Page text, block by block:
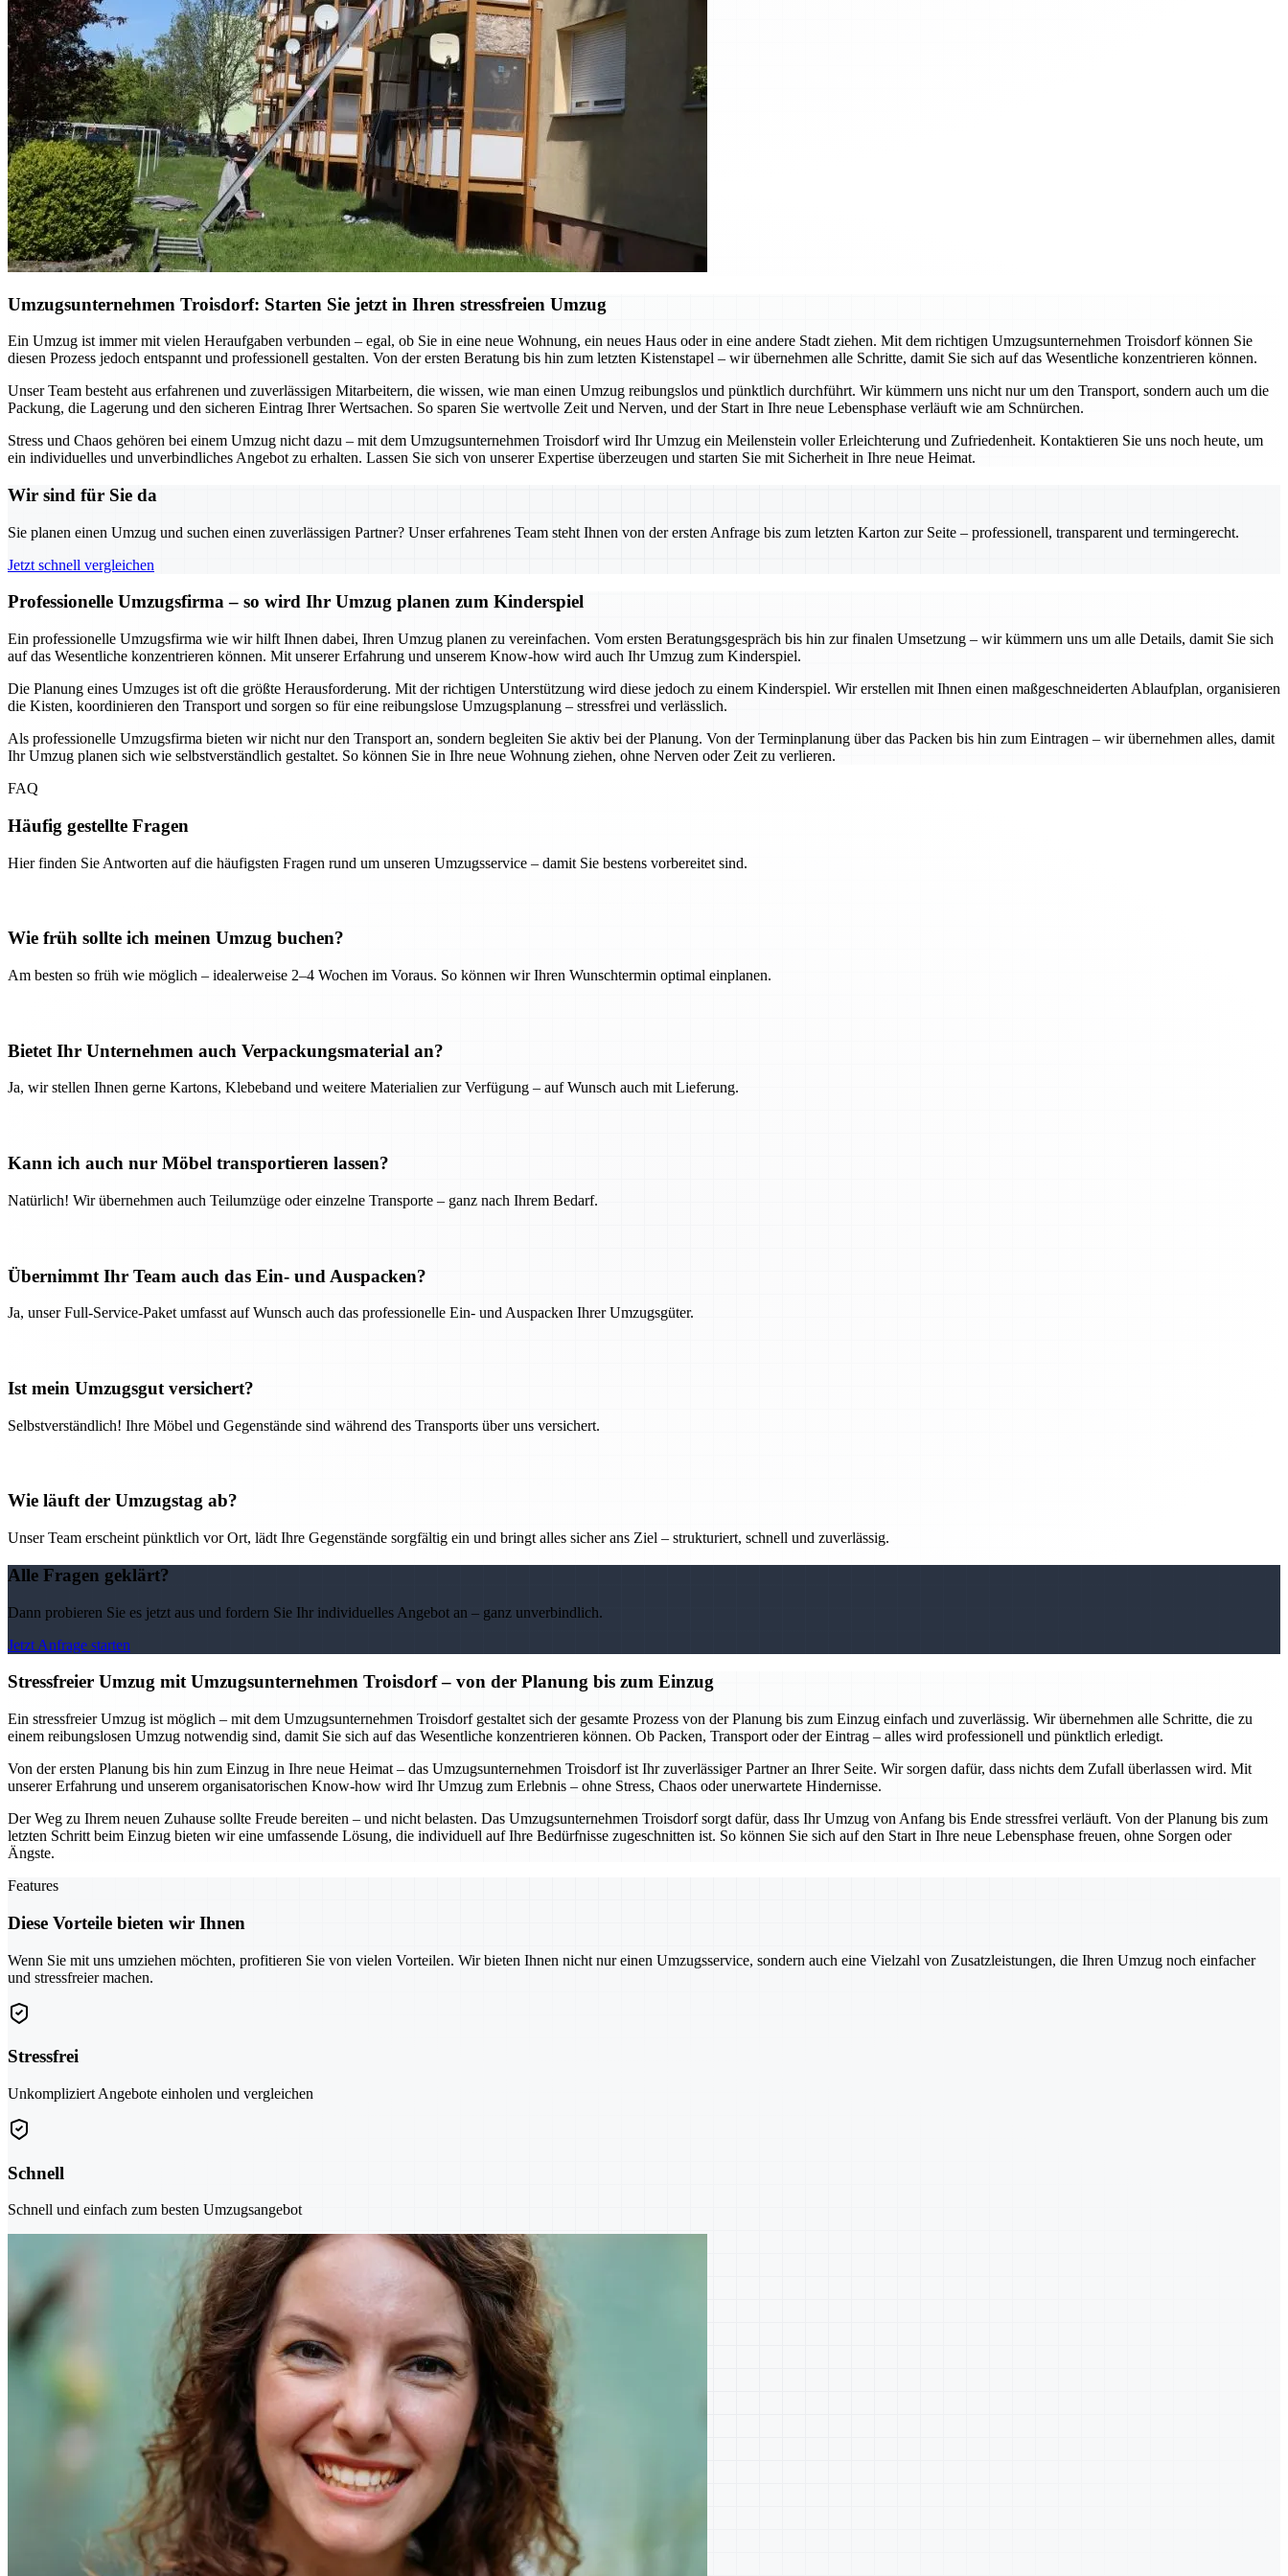
Umzugsunternehmen Troisdorf: Starten Sie jetzt in Ihren stressfreien Umzug
Ein Umzug ist immer mit vielen Heraufgaben verbunden – egal, ob Sie in eine neue Wohnung, ein neues Haus oder in eine andere Stadt ziehen. Mit dem richtigen Umzugsunternehmen Troisdorf können Sie
diesen Prozess jedoch entspannt und professionell gestalten. Von der ersten Beratung bis hin zum letzten Kistenstapel – wir übernehmen alle Schritte, damit Sie sich auf das Wesentliche konzentrieren können.
Unser Team besteht aus erfahrenen und zuverlässigen Mitarbeitern, die wissen, wie man einen Umzug reibungslos und pünktlich durchführt. Wir kümmern uns nicht nur um den Transport, sondern auch um die
Packung, die Lagerung und den sicheren Eintrag Ihrer Wertsachen. So sparen Sie wertvolle Zeit und Nerven, und der Start in Ihre neue Lebensphase verläuft wie am Schnürchen.
Stress und Chaos gehören bei einem Umzug nicht dazu – mit dem Umzugsunternehmen Troisdorf wird Ihr Umzug ein Meilenstein voller Erleichterung und Zufriedenheit. Kontaktieren Sie uns noch heute, um
ein individuelles und unverbindliches Angebot zu erhalten. Lassen Sie sich von unserer Expertise überzeugen und starten Sie mit Sicherheit in Ihre neue Heimat.
Wir sind für Sie da
Sie planen einen Umzug und suchen einen zuverlässigen Partner? Unser erfahrenes Team steht Ihnen von der ersten Anfrage bis zum letzten Karton zur Seite – professionell, transparent und termingerecht.
Jetzt schnell vergleichen
Professionelle Umzugsfirma – so wird Ihr Umzug planen zum Kinderspiel
Ein professionelle Umzugsfirma wie wir hilft Ihnen dabei, Ihren Umzug planen zu vereinfachen. Vom ersten Beratungsgespräch bis hin zur finalen Umsetzung – wir kümmern uns um alle Details, damit Sie sich
auf das Wesentliche konzentrieren können. Mit unserer Erfahrung und unserem Know-how wird auch Ihr Umzug zum Kinderspiel.
Die Planung eines Umzuges ist oft die größte Herausforderung. Mit der richtigen Unterstützung wird diese jedoch zu einem Kinderspiel. Wir erstellen mit Ihnen einen maßgeschneiderten Ablaufplan, organisieren
die Kisten, koordinieren den Transport und sorgen so für eine reibungslose Umzugsplanung – stressfrei und verlässlich.
Als professionelle Umzugsfirma bieten wir nicht nur den Transport an, sondern begleiten Sie aktiv bei der Planung. Von der Terminplanung über das Packen bis hin zum Eintragen – wir übernehmen alles, damit
Ihr Umzug planen sich wie selbstverständlich gestaltet. So können Sie in Ihre neue Wohnung ziehen, ohne Nerven oder Zeit zu verlieren.
FAQ
Häufig gestellte Fragen
Hier finden Sie Antworten auf die häufigsten Fragen rund um unseren Umzugsservice – damit Sie bestens vorbereitet sind.
Wie früh sollte ich meinen Umzug buchen?
Am besten so früh wie möglich – idealerweise 2–4 Wochen im Voraus. So können wir Ihren Wunschtermin optimal einplanen.
Bietet Ihr Unternehmen auch Verpackungsmaterial an?
Ja, wir stellen Ihnen gerne Kartons, Klebeband und weitere Materialien zur Verfügung – auf Wunsch auch mit Lieferung.
Kann ich auch nur Möbel transportieren lassen?
Natürlich! Wir übernehmen auch Teilumzüge oder einzelne Transporte – ganz nach Ihrem Bedarf.
Übernimmt Ihr Team auch das Ein- und Auspacken?
Ja, unser Full-Service-Paket umfasst auf Wunsch auch das professionelle Ein- und Auspacken Ihrer Umzugsgüter.
Ist mein Umzugsgut versichert?
Selbstverständlich! Ihre Möbel und Gegenstände sind während des Transports über uns versichert.
Wie läuft der Umzugstag ab?
Unser Team erscheint pünktlich vor Ort, lädt Ihre Gegenstände sorgfältig ein und bringt alles sicher ans Ziel – strukturiert, schnell und zuverlässig.
Alle Fragen geklärt?
Dann probieren Sie es jetzt aus und fordern Sie Ihr individuelles Angebot an – ganz unverbindlich.
Jetzt Anfrage starten
Stressfreier Umzug mit Umzugsunternehmen Troisdorf – von der Planung bis zum Einzug
Ein stressfreier Umzug ist möglich – mit dem Umzugsunternehmen Troisdorf gestaltet sich der gesamte Prozess von der Planung bis zum Einzug einfach und zuverlässig. Wir übernehmen alle Schritte, die zu
einem reibungslosen Umzug notwendig sind, damit Sie sich auf das Wesentliche konzentrieren können. Ob Packen, Transport oder der Eintrag – alles wird professionell und pünktlich erledigt.
Von der ersten Planung bis hin zum Einzug in Ihre neue Heimat – das Umzugsunternehmen Troisdorf ist Ihr zuverlässiger Partner an Ihrer Seite. Wir sorgen dafür, dass nichts dem Zufall überlassen wird. Mit
unserer Erfahrung und unserem organisatorischen Know-how wird Ihr Umzug zum Erlebnis – ohne Stress, Chaos oder unerwartete Hindernisse.
Der Weg zu Ihrem neuen Zuhause sollte Freude bereiten – und nicht belasten. Das Umzugsunternehmen Troisdorf sorgt dafür, dass Ihr Umzug von Anfang bis Ende stressfrei verläuft. Von der Planung bis zum
letzten Schritt beim Einzug bieten wir eine umfassende Lösung, die individuell auf Ihre Bedürfnisse zugeschnitten ist. So können Sie sich auf den Start in Ihre neue Lebensphase freuen, ohne Sorgen oder
Ängste.
Features
Diese Vorteile bieten wir Ihnen
Wenn Sie mit uns umziehen möchten, profitieren Sie von vielen Vorteilen. Wir bieten Ihnen nicht nur einen Umzugsservice, sondern auch eine Vielzahl von Zusatzleistungen, die Ihren Umzug noch einfacher
und stressfreier machen.
Stressfrei
Unkompliziert Angebote einholen und vergleichen
Schnell
Schnell und einfach zum besten Umzugsangebot